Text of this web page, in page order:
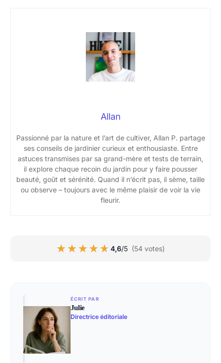
Allan
Passionné par la nature et l’art de cultiver, Allan P. partage
ses conseils de jardinier curieux et enthousiaste. Entre
astuces transmises par sa grand-mère et tests de terrain,
il explore chaque recoin du jardin pour y faire pousser
beauté, goût et sérénité. Quand il n’écrit pas, il sème, taille
ou observe – toujours avec le même plaisir de voir la vie
fleurir.
★★★★★
★★★★★ 4,6/5 (54 votes)
ÉCRIT PAR
Julie
Directrice éditoriale